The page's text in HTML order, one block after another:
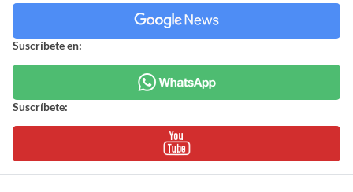
Suscríbete en:
Suscríbete: